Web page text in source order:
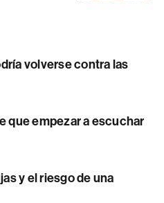
volverse contra las
que empezar a escuchar
y el riesgo de una